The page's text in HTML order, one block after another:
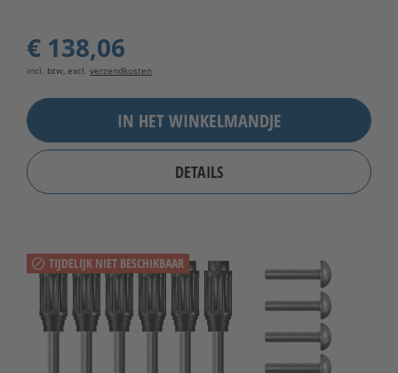
€ 138,06
incl. btw, excl. verzendkosten
IN HET WINKELMANDJE
DETAILS
TIJDELIJK NIET BESCHIKBAAR